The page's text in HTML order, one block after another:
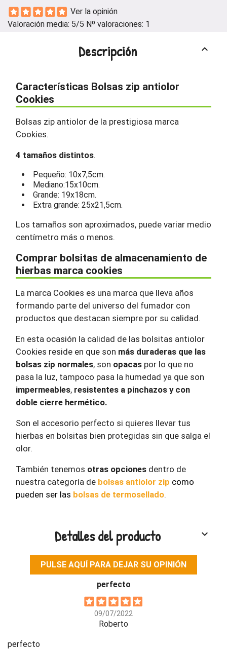
Ver la opinión
Valoración media: 5/5 Nº valoraciones: 1
Descripción keyboard_arrow_up
Características Bolsas zip antiolor
Cookies
Bolsas zip antiolor de la prestigiosa marca
Cookies.
4 tamaños distintos.
Pequeño: 10x7,5cm.
Mediano:15x10cm.
Grande: 19x18cm.
Extra grande: 25x21,5cm.
Los tamaños son aproximados, puede variar medio
centímetro más o menos.
Comprar bolsitas de almacenamiento de
hierbas marca cookies
La marca Cookies es una marca que lleva años
formando parte del universo del fumador con
productos que destacan siempre por su calidad.
En esta ocasión la calidad de las bolsitas antiolor
Cookies reside en que son más duraderas que las
bolsas zip normales, son opacas por lo que no
pasa la luz, tampoco pasa la humedad ya que son
impermeables, resistentes a pinchazos y con
doble cierre hermético.
Son el accesorio perfecto si quieres llevar tus
hierbas en bolsitas bien protegidas sin que salga el
olor.
También tenemos otras opciones dentro de
nuestra categoría de bolsas antiolor zip como
pueden ser las bolsas de termosellado.
Detalles del producto keyboard_arrow_down
PULSE AQUÍ PARA DEJAR SU OPINIÓN
perfecto
09/07/2022
Roberto
perfecto